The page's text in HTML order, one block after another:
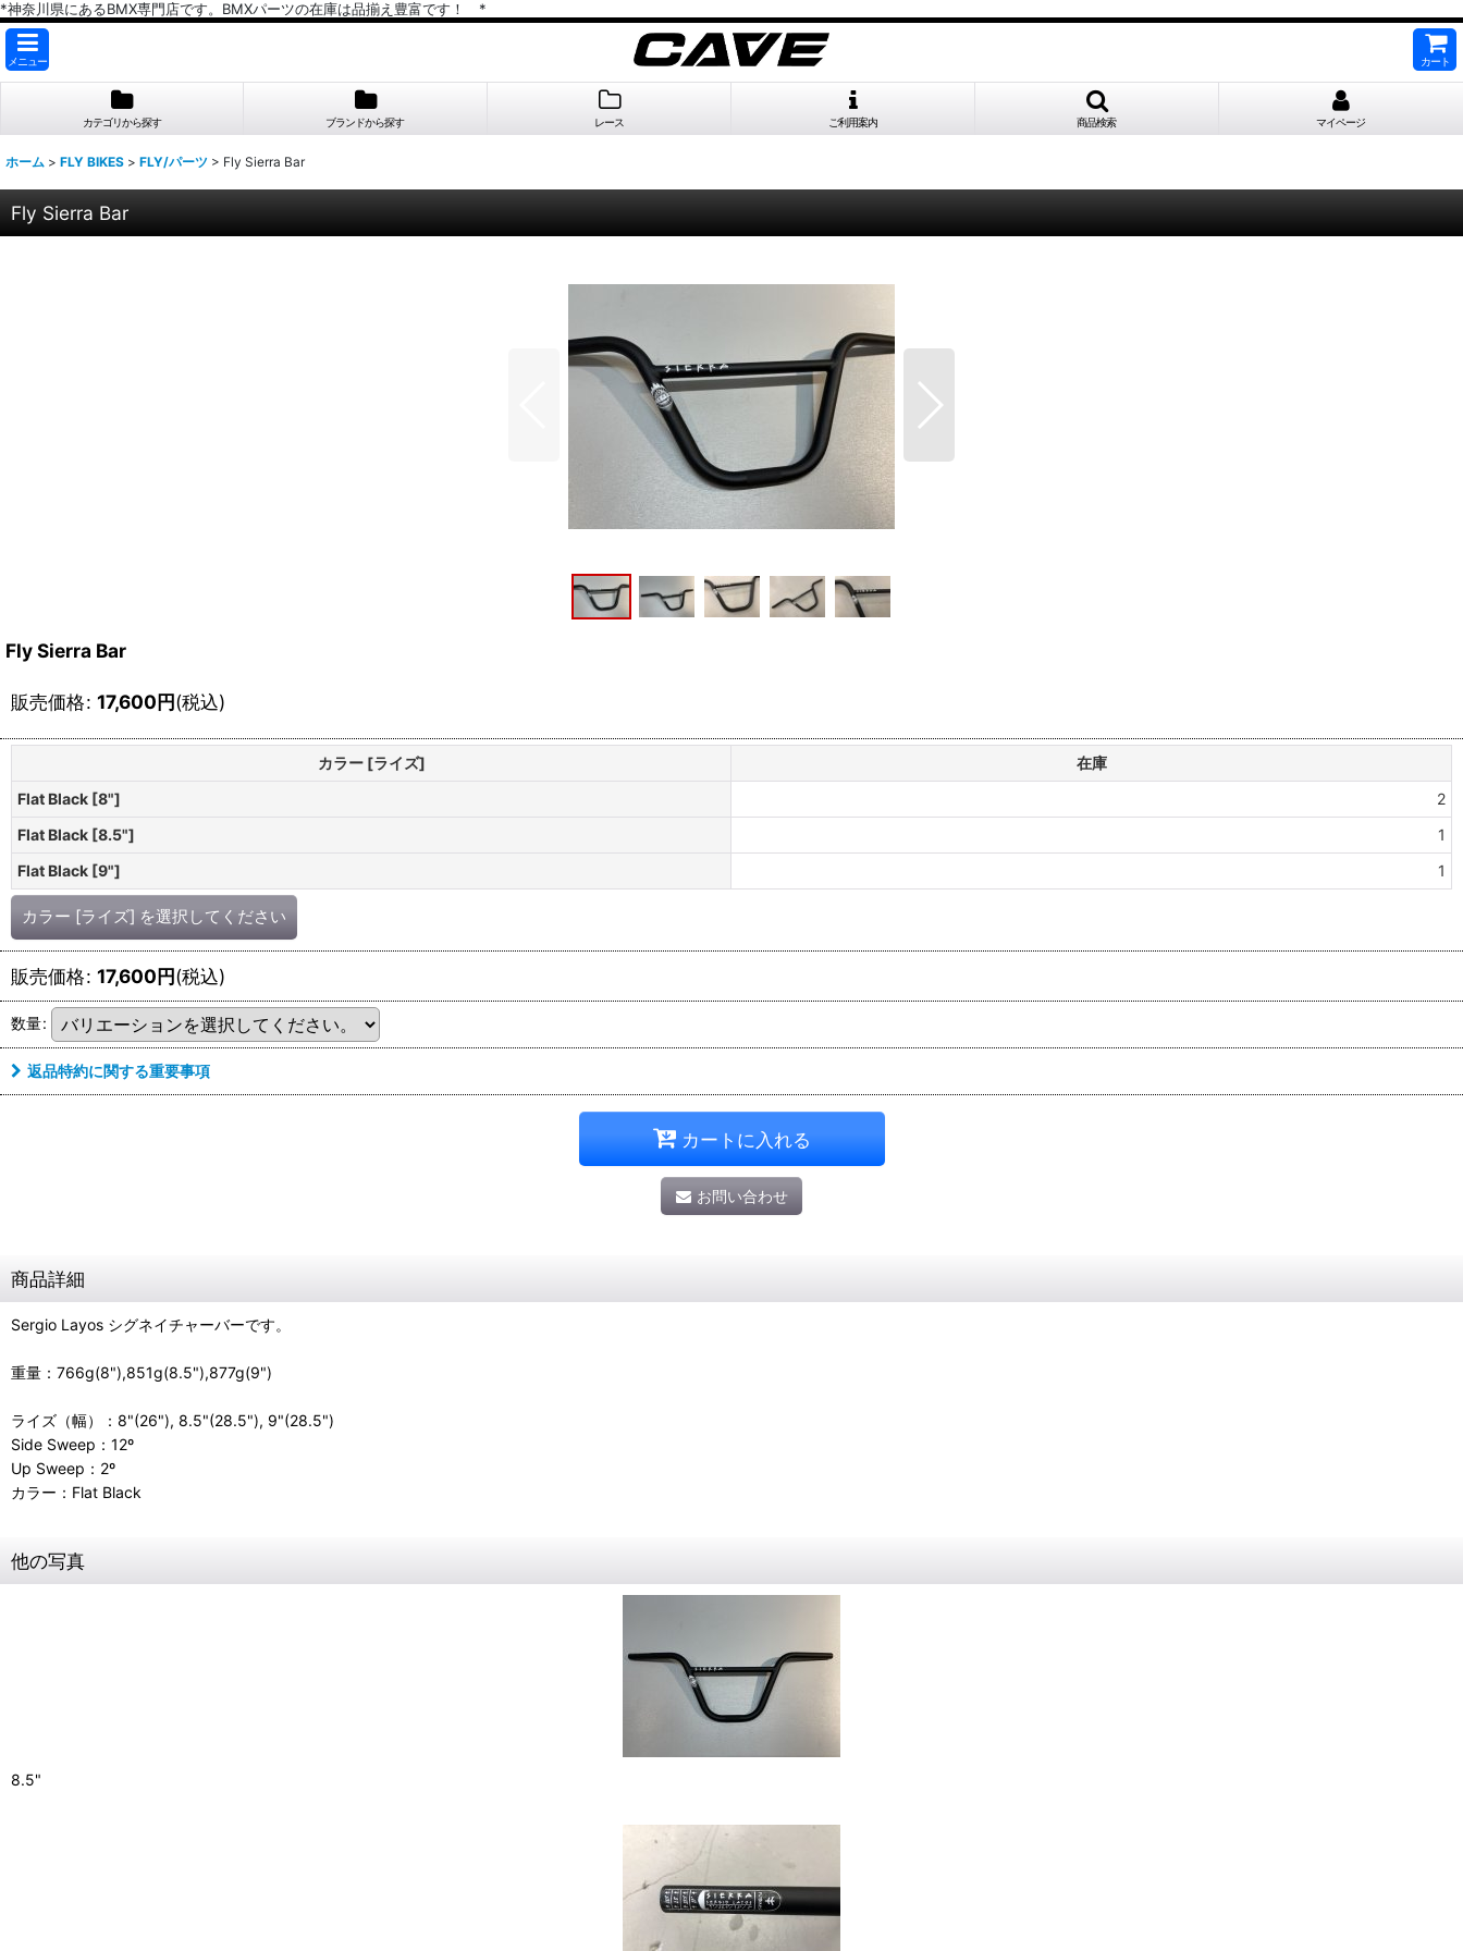
*神奈川県にあるBMX専門店です。BMXパーツの在庫は品揃え豊富です！ *
メニュー カート
カテゴリから探す ブランドから探す レース ご利用案内 商品検索 マイページ
ホーム > FLY BIKES > FLY/パーツ > Fly Sierra Bar
Fly Sierra Bar
Fly Sierra Bar
販売価格: 17,600円(税込)
カラー [ライズ]
在庫
Flat Black [8"]
2
Flat Black [8.5"]
1
Flat Black [9"]
1
カラー [ライズ] を選択してください
販売価格: 17,600円(税込)
数量:
返品特約に関する重要事項
カートに入れる
お問い合わせ
商品詳細
Sergio Layos シグネイチャーバーです。
重量：766g(8"),851g(8.5"),877g(9")
ライズ（幅）：8"(26"), 8.5"(28.5"), 9"(28.5")
Side Sweep：12º
Up Sweep：2º
カラー：Flat Black
他の写真
8.5"